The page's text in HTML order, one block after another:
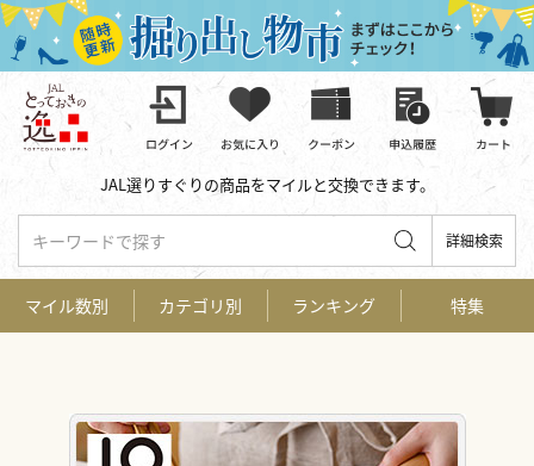
JAL選りすぐりの商品をマイルと交換できます。
キーワードで探す 詳細検索
マイル数別 カテゴリ別 ランキング 特集